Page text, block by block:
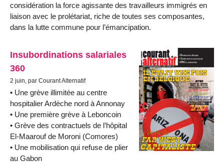
considération la force agissante des travailleurs immigrés en
liaison avec le prolétariat, riche de toutes ses composantes,
dans la lutte commune pour l’émancipation.
Insubordinations salariales
360
2 juin, par Courant Alternatif
• Une grève illimitée au centre
hospitalier Ardèche nord à Annonay
• Une première grève à Leboncoin
• Grève des contractuels de l’hôpital
El-Maarouf de Moroni (Comores)
• Une mobilisation qui refuse de plier
au Gabon